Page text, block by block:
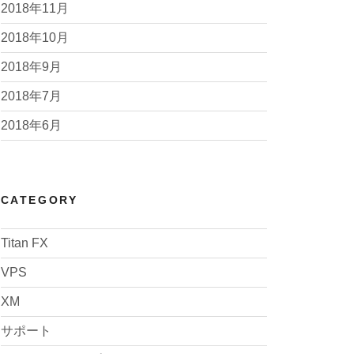
2018年11月
2018年10月
2018年9月
2018年7月
2018年6月
CATEGORY
Titan FX
VPS
XM
サポート